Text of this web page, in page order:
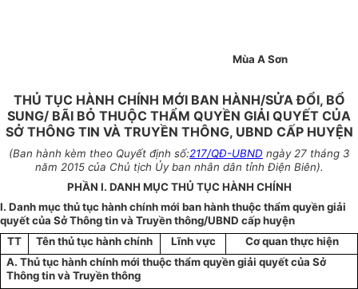
Mùa A Sơn
THỦ TỤC HÀNH CHÍNH MỚI BAN HÀNH/SỬA ĐỔI, BỔ
SUNG/ BÃI BỎ THUỘC THẨM QUYỀN GIẢI QUYẾT CỦA
SỞ THÔNG TIN VÀ TRUYỀN THÔNG, UBND CẤP HUYỆN
(Ban hành kèm theo Quyết định số:217/QĐ-UBND ngày 27 tháng 3
năm 2015 của Chủ tịch Ủy ban nhân dân tỉnh Điện Biên).
PHẦN I. DANH MỤC THỦ TỤC HÀNH CHÍNH
I. Danh mục thủ tục hành chính mới ban hành thuộc thẩm quyền giải
quyết của Sở Thông tin và Truyền thông/UBND cấp huyện
TT
Tên thủ tục hành chính Lĩnh vực
Cơ quan thực hiện
A. Thủ tục hành chính mới thuộc thẩm quyền giải quyết của Sở
Thông tin và Truyền thông